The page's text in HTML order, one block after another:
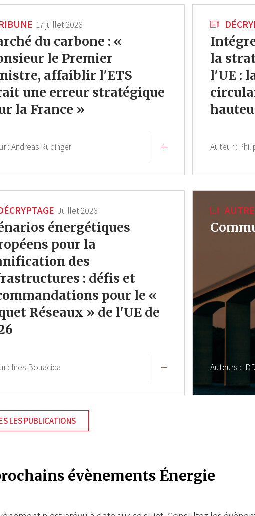
17 juillet 2026
du carbone : «
le Premier
affaiblir l'ETS
une erreur stratégique
la France »
:Andreas Rüdinger
la
l'UE :
Auteur :
Juillet 2026
énergétiques
pour la
des
: défis et
pour le «
Réseaux » de l'UE de
: Ines Bouacida Auteurs :
LES PUBLICATIONS
évènements Énergie